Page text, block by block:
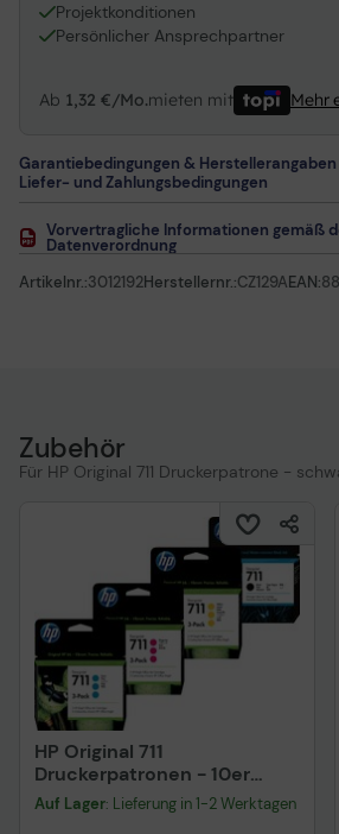
Projektkonditionen
Persönlicher Ansprechpartner
Ab 1,32 €/Mo.mieten mit Mehr
Garantiebedingungen & Herstellerangaben
Liefer- und Zahlungsbedingungen
Vorvertragliche Informationen gemäß
Datenverordnung
Artikelnr.:3012192Herstellernr.:CZ129AEAN:
Zubehör
Für HP Original 711 Druckerpatrone -
HP Original 711
Druckerpatronen - 10er
Multipack (CZ134A, CZ135A,
CZ136A, CZ133A)
Auf Lager: Lieferung in 1-2 Werktagen